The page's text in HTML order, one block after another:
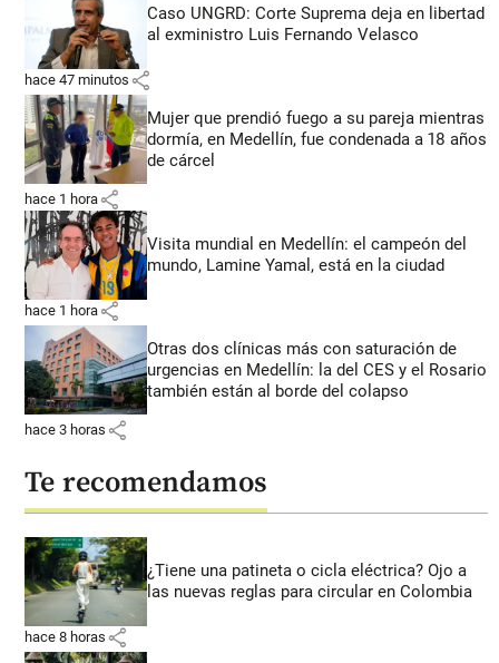
Caso UNGRD: Corte Suprema deja en libertad
al exministro Luis Fernando Velasco
hace 47 minutos share
Mujer que prendió fuego a su pareja mientras
dormía, en Medellín, fue condenada a 18 años
de cárcel
hace 1 hora share
Visita mundial en Medellín: el campeón del
mundo, Lamine Yamal, está en la ciudad
hace 1 hora share
Otras dos clínicas más con saturación de
urgencias en Medellín: la del CES y el Rosario
también están al borde del colapso
hace 3 horas share
Te recomendamos
¿Tiene una patineta o cicla eléctrica? Ojo a
las nuevas reglas para circular en Colombia
hace 8 horas share